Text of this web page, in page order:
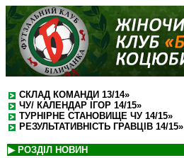
СКЛАД КОМАНДИ 13/14»
ЧУ/ КАЛЕНДАР ІГОР 14/15»
ТУРНІРНЕ СТАНОВИЩЕ ЧУ 14/15»
РЕЗУЛЬТАТИВНІСТЬ ГРАВЦІВ 14/15»
▶ РОЗДІЛ НОВИН